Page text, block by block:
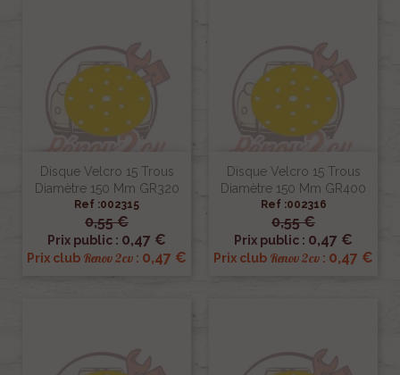
Disque Velcro 15 Trous
Diamètre 150 Mm GR320
Ref :002315
0,55 €
Prix public : 0,47 €
Prix club Renov 2cv : 0,47 €
Disque Velcro 15 Trous
Diamètre 150 Mm GR400
Ref :002316
0,55 €
Prix public : 0,47 €
Prix club Renov 2cv : 0,47 €